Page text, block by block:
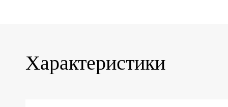
Характеристики